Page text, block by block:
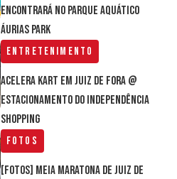
encontrará no parque aquático
Áurias Park
Entretenimento
Acelera Kart em Juiz de Fora @
estacionamento do Independência
Shopping
Fotos
[FOTOS] Meia Maratona de Juiz de